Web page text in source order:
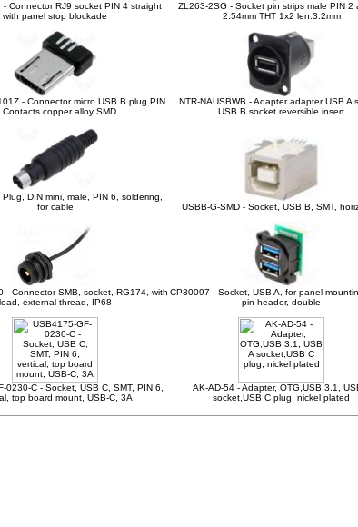
- Connector RJ9 socket PIN 4 straight
with panel stop blockade
ZL263-2SG - Socket pin strips male PIN 2
2.54mm THT 1x2 len.3.2mm
- Connector micro USB B plug PIN
Contacts copper alloy SMD
NTR-NAUSBWB - Adapter adapter USB A
USB B socket reversible insert
DIN mini, male, PIN 6, soldering,
for cable
USBB-G-SMD - Socket, USB B, SMT,
- Connector SMB, socket, RG174, with
lead, external thread, IP68
CP30097 - Socket, USB A, for panel
pin header, double
0230-C - Socket, USB C, SMT, PIN 6,
top board mount, USB-C, 3A
AK-AD-54 - Adapter, OTG,USB 3.1,
socket,USB C plug, nickel plated